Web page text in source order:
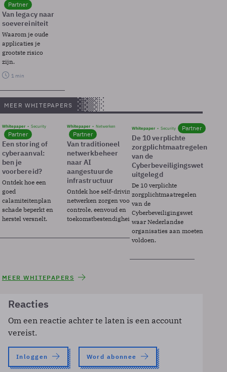
Partner
Van legacy naar
soevereiniteit
Waarom je oude
applicaties je
grootste risico
zijn.
1 min
MEER WHITEPAPERS
Whitepaper Security
Partner
Een storing of
cyberaanval:
ben je
voorbereid?
Ontdek hoe een
goed
calamiteitenplan
schade beperkt en
herstel versnelt.
Whitepaper Netwerken
Partner
Van traditioneel
netwerkbeheer
naar AI
aangestuurde
infrastructuur
Ontdek hoe self-driving
netwerken zorgen voor
controle, eenvoud en
toekomstbestendigheid.
Whitepaper Security Partner
De 10 verplichte
zorgplichtmaatregelen
van de
Cyberbeveiligingswet
uitgelegd
De 10 verplichte
zorgplichtmaatregelen
van de
Cyberbeveiligingswet
waar Nederlandse
organisaties aan moeten
voldoen.
MEER WHITEPAPERS
Reacties
Om een reactie achter te laten is een account
vereist.
Inloggen Word abonnee